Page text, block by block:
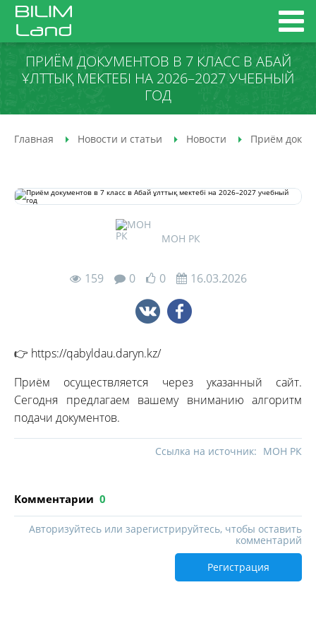
ПРИЁМ ДОКУМЕНТОВ В 7 КЛАСС В АБАЙ
ҰЛТТЫҚ МЕКТЕБІ НА 2026–2027 УЧЕБНЫЙ
ГОД
Главная Новости и статьи Новости Приём
МОН РК
159 0 0 16.03.2026
👉 https://qabyldau.daryn.kz/
Приём осуществляется через указанный сайт.
Сегодня предлагаем вашему вниманию алгоритм
подачи документов.
Ссылка на источник: МОН РК
Комментарии 0
Авторизуйтесь или зарегистрируйтесь, чтобы оставить
комментарий
Регистрация